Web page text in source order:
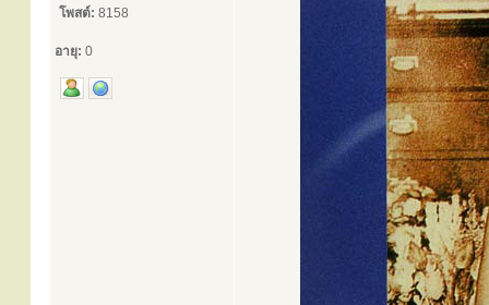
โพสต์: 8158
อายุ: 0